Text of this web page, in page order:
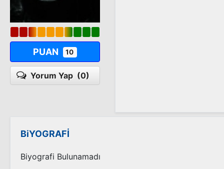
PUAN 10
Yorum Yap (0)
BiYOGRAFİ
Biyografi Bulunamadı